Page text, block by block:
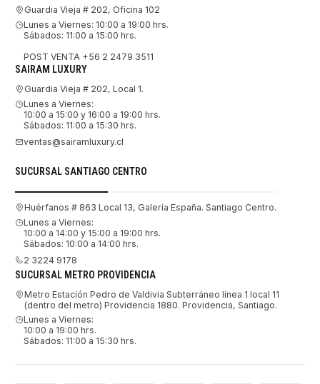
Guardia Vieja # 202, Oficina 102
Lunes a Viernes: 10:00 a 19:00 hrs.
Sábados: 11:00 a 15:00 hrs.
POST VENTA +56 2 2479 3511
SAIRAM LUXURY
Guardia Vieja # 202, Local 1.
Lunes a Viernes:
10:00 a 15:00 y 16:00 a 19:00 hrs.
Sábados: 11:00 a 15:30 hrs.
ventas@sairamluxury.cl
SUCURSAL SANTIAGO CENTRO
Huérfanos # 863 Local 13, Galería España. Santiago Centro.
Lunes a Viernes:
10:00 a 14:00 y 15:00 a 19:00 hrs.
Sábados: 10:00 a 14:00 hrs.
2 3224 9178
SUCURSAL METRO PROVIDENCIA
Metro Estación Pedro de Valdivia Subterráneo línea 1 local 11
(dentro del metro) Providencia 1880. Providencia, Santiago.
Lunes a Viernes:
10:00 a 19:00 hrs.
Sábados: 11:00 a 15:30 hrs.